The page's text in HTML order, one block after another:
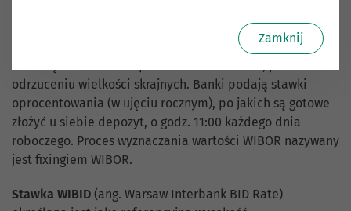
jako średnia arytmetyczna wielkości oprocentowania
podawanych przez największe banki działające w Polsce,
odrzuceniu wielkości skrajnych. Banki podają stawki
oprocentowania (w ujęciu rocznym), po jakich są gotowe
złożyć u siebie depozyt, o godz. 11:00 każdego dnia
roboczego. Proces wyznaczania wartości WIBOR nazywany
jest fixingiem WIBOR.
Stawka WIBID (ang. Warsaw Interbank BID Rate)
Zamknij